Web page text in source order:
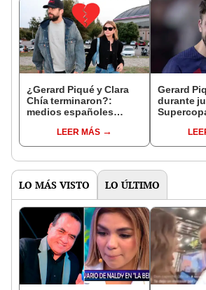
¿Gerard Piqué y Clara
Chía terminaron?:
medios españoles
supuesta ruptura
LEER MÁS
Gerard
durante
una
LO MÁS VISTO LO ÚLTIMO